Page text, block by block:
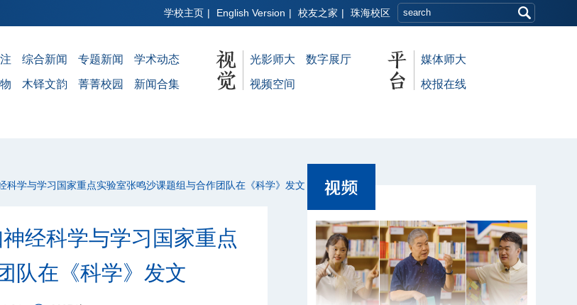
学校主页 | English Version | 校友之家 | 珠海校区
综合新闻 专题新闻 学术动态
木铎文韵 菁菁校园 新闻合集
光影师大 数字展厅
视频空间
媒体师大
校报在线
科学与学习国家重点实验室张鸣沙课题组与合作团队在《科学》发文
经科学与学习国家重点
队在《科学》发文